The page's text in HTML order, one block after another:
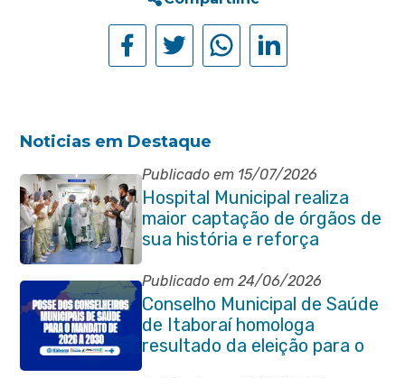
Noticias em Destaque
Publicado em 15/07/2026
Hospital Municipal realiza
maior captação de órgãos de
sua história e reforça
compromisso com a vida
Publicado em 24/06/2026
Conselho Municipal de Saúde
de Itaboraí homologa
resultado da eleição para o
quadriênio 2026–2030